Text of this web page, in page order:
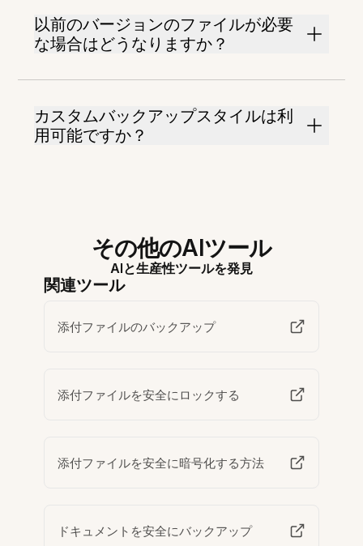
以前のバージョンのファイルが必要
な場合はどうなりますか？
カスタムバックアップスタイルは利
用可能ですか？
その他のAIツール
AIと生産性ツールを発見
関連ツール
添付ファイルのバックアップ
添付ファイルを安全にロックする
添付ファイルを安全に暗号化する方法
ドキュメントを安全にバックアップ